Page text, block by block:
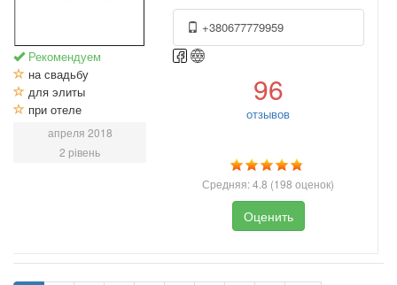
Рекомендуем
на свадьбу
для элиты
при отеле
апреля 2018
2 рівень
+380677779959
96
отзывов
Средняя:4.8 (198 оценок)
Оценить